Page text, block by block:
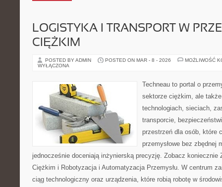
LOGISTYKA I TRANSPORT W
CIĘŻKIM
POSTED BY ADMIN POSTED ON MAR - 8 - 2026
MOŻLIWOŚĆ
WYŁĄCZONA
Techneau to portal o
sektorze ciężkim, ale
technologiach, sieciach,
transporcie,
przestrzeń dla osób, które
przemysłowe bez zbędnej
jednocześnie doceniają inżynierską precyzję. Zobacz koniecznie
Ciężkim i Robotyzacja i Automatyzacja Przemysłu. W centrum
ciąg technologiczny oraz urządzenia, które robią robotę w